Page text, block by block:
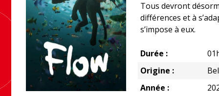
Tous devront
différences et à
s’impose à eux.
Durée :
Origine :
Année :